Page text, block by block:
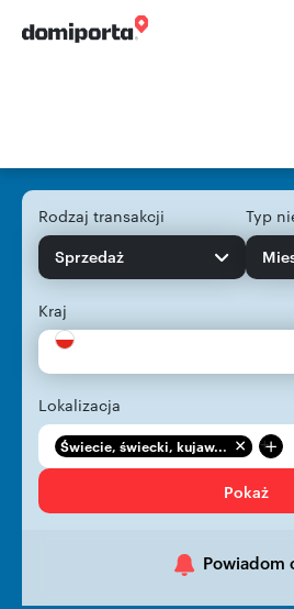
Rodzaj transakcji
Sprzedaż
Typ
Kraj
Lokalizacja
Świecie, świecki, kujaw... +
Pokaż
Powiadom